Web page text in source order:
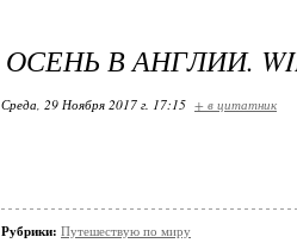
ОСЕНЬ В АНГЛИИ.
Среда, 29 Ноября 2017 г. 17:15 + в цитатник
Рубрики: Путешествую по миру